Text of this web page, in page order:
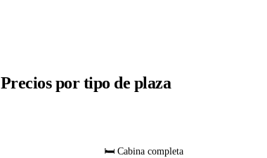
Precios por tipo de plaza
🛏️ Cabina completa